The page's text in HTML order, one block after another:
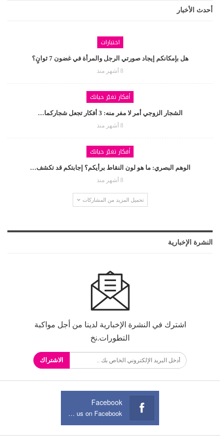
أحدث الأخبار
اختبارات
هل بإمكانكم إيجاد صورتي الرجل والمرأة في غضون 7 ثوانٍ؟
8 أشهر منذ
أفكار تغيّر حياتك
الشجار الزوجي أمر لا مفر منه: 3 أفكار تجعل شجاركما…
8 أشهر منذ
أفكار تغيّر حياتك
الوهم البصري: ما هو لون النقاط برأيكم؟ إجابتكم قد تكشف…
8 أشهر منذ
تحميل المزيد من المشاركات
النشرة الإخبارية
اشترك في النشرة الإخبارية لدينا من أجل مواكبة
التطورات.نخ
الاشتراك
Facebook
Join us on Facebook